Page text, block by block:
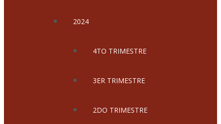
2024
4TO TRIMESTRE
3ER TRIMESTRE
2DO TRIMESTRE